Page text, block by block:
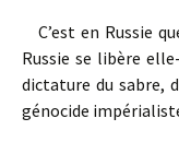
C’est en Russie
Russie se libère
dictature du sabre,
génocide